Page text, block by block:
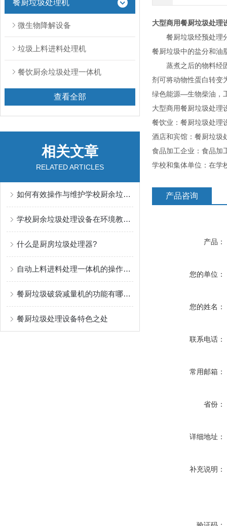
餐厨垃圾处理机
微生物降解设备
垃圾上料进料处理机
餐饮厨余垃圾处理一体机
查看全部
相关文章
RELATED ARTICLES
如何有效操作与维护学校厨余垃圾处理设备
学校厨余垃圾处理设备在环境教育中的应用与效果
什么是厨房垃圾处理器?
自动上料进料处理一体机的操作注意事项
餐厨垃圾破袋减量机的功能有哪些？
餐厨垃圾处理设备特色之处
大型商用餐厨垃圾处理
餐厨垃圾经预处理分
餐厨垃圾中的盐分和油
蒸煮之后的物料经固
剂可将动物性蛋白转变
绿色能源—生物柴油，
大型商用餐厨垃圾处理
餐饮业：餐厨垃圾处理
酒店和宾馆：餐厨垃圾
食品加工企业：食品加
学校和集体单位：在学
产品咨询
产品：
您的单位：
您的姓名：
联系电话：
常用邮箱：
省份：
详细地址：
补充说明：